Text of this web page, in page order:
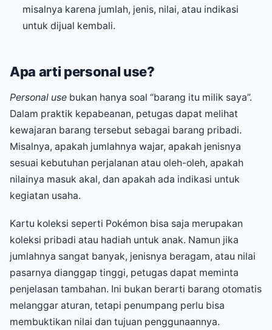
misalnya karena jumlah, jenis, nilai, atau indikasi
untuk dijual kembali.
Apa arti personal use?
Personal use bukan hanya soal “barang itu milik saya”.
Dalam praktik kepabeanan, petugas dapat melihat
kewajaran barang tersebut sebagai barang pribadi.
Misalnya, apakah jumlahnya wajar, apakah jenisnya
sesuai kebutuhan perjalanan atau oleh-oleh, apakah
nilainya masuk akal, dan apakah ada indikasi untuk
kegiatan usaha.
Kartu koleksi seperti Pokémon bisa saja merupakan
koleksi pribadi atau hadiah untuk anak. Namun jika
jumlahnya sangat banyak, jenisnya beragam, atau nilai
pasarnya dianggap tinggi, petugas dapat meminta
penjelasan tambahan. Ini bukan berarti barang otomatis
melanggar aturan, tetapi penumpang perlu bisa
membuktikan nilai dan tujuan penggunaannya.